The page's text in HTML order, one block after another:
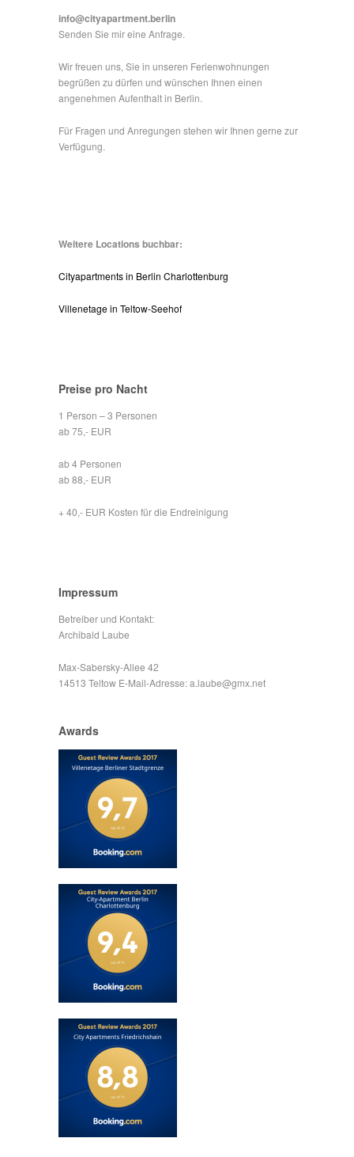
info@cityapartment.berlin
Senden Sie mir eine Anfrage.
Wir freuen uns, Sie in unseren Ferienwohnungen
begrüßen zu dürfen und wünschen Ihnen einen
angenehmen Aufenthalt in Berlin.
Für Fragen und Anregungen stehen wir Ihnen gerne zur
Verfügung.
Weitere Locations buchbar:
Cityapartments in Berlin Charlottenburg
Villenetage in Teltow-Seehof
Preise pro Nacht
1 Person – 3 Personen
ab 75,- EUR
ab 4 Personen
ab 88,- EUR
+ 40,- EUR Kosten für die Endreinigung
Impressum
Betreiber und Kontakt:
Archibald Laube
Max-Sabersky-Allee 42
14513 Teltow E-Mail-Adresse: a.laube@gmx.net
Awards